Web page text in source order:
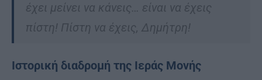
έχει μείνει να κάνεις… είναι να έχεις
πίστη! Πίστη να έχεις, Δημήτρη!
Ιστορική διαδρομή της Ιεράς Μονής